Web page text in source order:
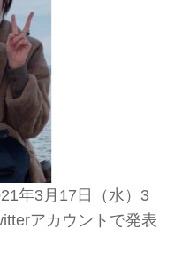
年3月17日（水）3
アカウントで発表